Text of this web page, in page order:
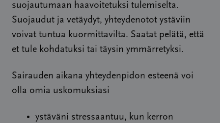
suojautumaan haavoitetuksi tulemiselta.
Suojaudut ja vetäydyt, yhteydenotot ystäviin
voivat tuntua kuormittavilta. Saatat pelätä, että
et tule kohdatuksi tai täysin ymmärretyksi.
Sairauden aikana yhteydenpidon esteenä voi
olla omia uskomuksiasi
ystäväni stressaantuu, kun kerron